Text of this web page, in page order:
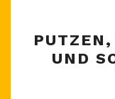
UND